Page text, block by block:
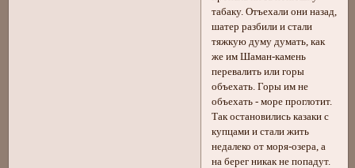
табаку. Отъехали они назад,
шатер разбили и стали
тяжкую думу думать, как
же им Шаман-камень
перевалить или горы
объехать. Горы им не
объехать - море проглотит.
Так остановились казаки с
купцами и стали жить
недалеко от моря-озера, а
на берег никак не попадут.